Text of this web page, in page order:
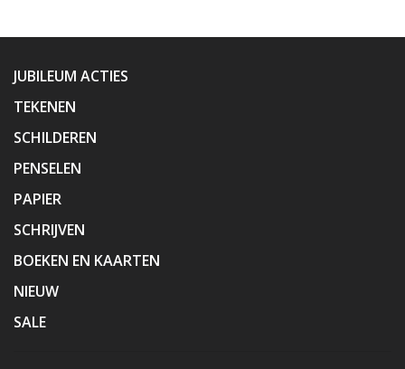
JUBILEUM ACTIES
TEKENEN
SCHILDEREN
PENSELEN
PAPIER
SCHRIJVEN
BOEKEN EN KAARTEN
NIEUW
SALE